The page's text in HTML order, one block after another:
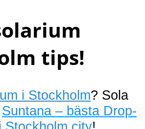
tips!
i Stockholm? Sola
Suntana – bästa Drop-